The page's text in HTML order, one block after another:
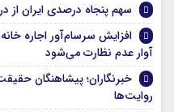
سهم پنجاه درصدی ایران از
افزایش سرسام‌آور اجاره
آوار عدم نظارت می‌شود
خبرنگاران؛ پیشاهنگان
روایت‌ها